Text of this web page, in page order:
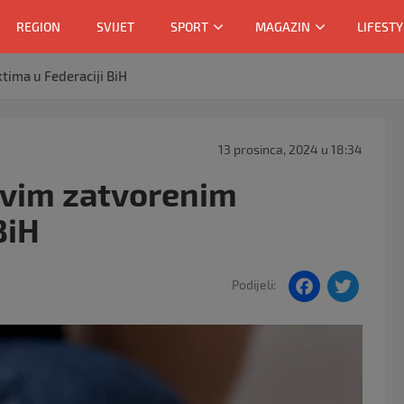
REGION SVIJET SPORT MAGAZIN
u Federaciji BiH
13 prosinca, 2024 u 18:34
zatvorenim
Podijeli:
F